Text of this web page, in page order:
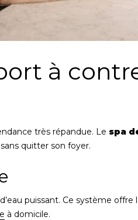
à
très répandue. Le spa
quitter son foyer.
puissant. Ce système
à domicile.